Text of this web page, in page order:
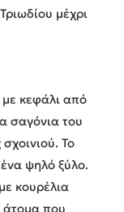
μέχρι
κεφάλι από
σαγόνια του
Το
ψηλό ξύλο.
κουρέλια
άτομα που